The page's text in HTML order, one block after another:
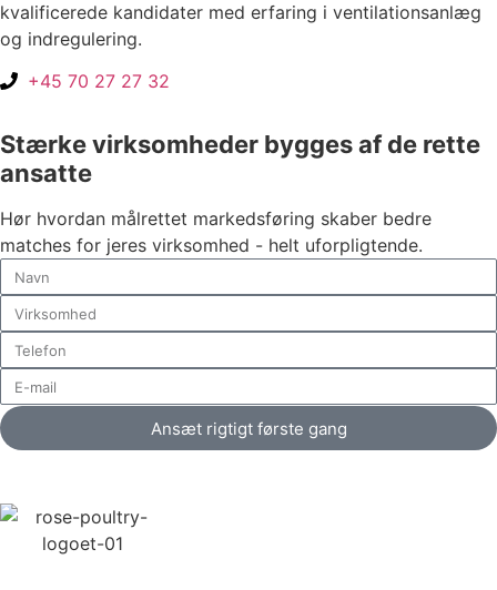
kvalificerede kandidater med erfaring i ventilationsanlæg
og indregulering.
+45 70 27 27 32
Stærke virksomheder bygges af de rette
ansatte
Hør hvordan målrettet markedsføring skaber bedre
matches for jeres virksomhed - helt uforpligtende.
Ansæt rigtigt første gang